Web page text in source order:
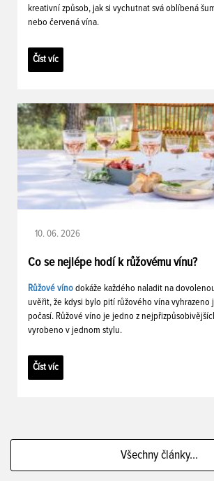
kreativní způsob, jak si vychutnat svá oblíbená
nebo červená vína.
Číst víc
10. 06. 2026
Co se nejlépe hodí k růžovému vínu?
Růžové víno dokáže každého naladit na
uvěřit, že kdysi bylo pití růžového vína vyhrazeno
počasí. Růžové víno je jedno z
vyrobeno v jednom stylu.
Číst víc
Všechny články...